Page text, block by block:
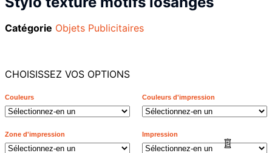
Catégorie Objets Publicitaires
CHOISISSEZ VOS OPTIONS
Couleurs Couleurs d'impression
Zone d'impression Impression